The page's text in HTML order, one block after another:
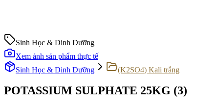
Sinh Học & Dinh Dưỡng
Xem ảnh sản phẩm thực tế
Sinh Học & Dinh Dưỡng
(K2SO4) Kali trắng
POTASSIUM SULPHATE 25KG (3)